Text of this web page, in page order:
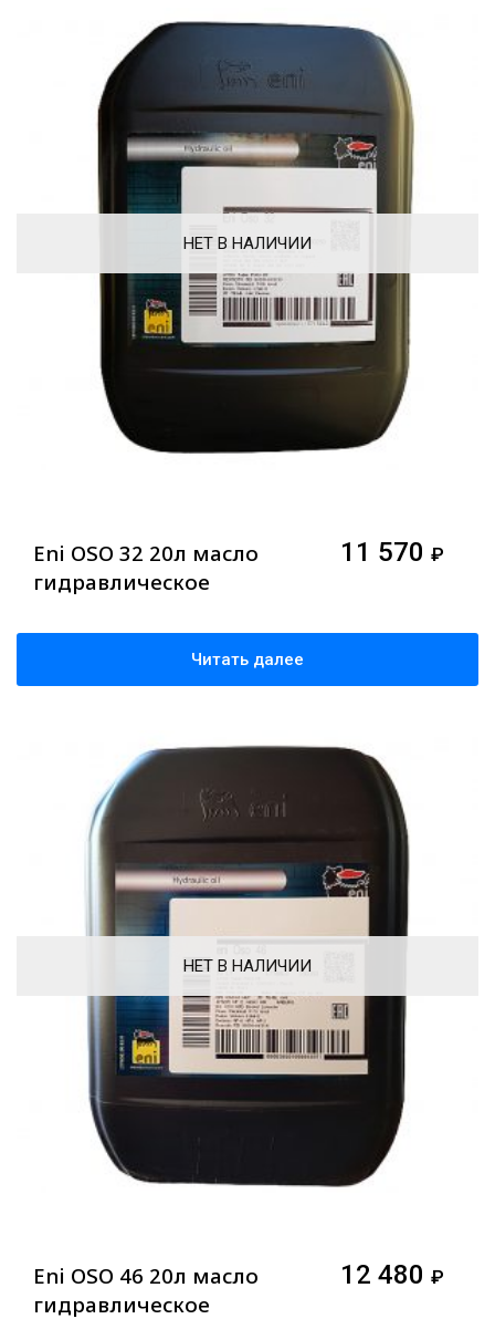
НЕТ В НАЛИЧИИ
Eni OSO 32 20л масло
гидравлическое
11 570 ₽
Читать далее
НЕТ В НАЛИЧИИ
Eni OSO 46 20л масло
гидравлическое
12 480 ₽